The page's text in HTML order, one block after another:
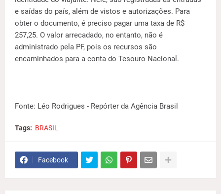
e saídas do país, além de vistos e autorizações. Para
obter o documento, é preciso pagar uma taxa de R$
257,25. O valor arrecadado, no entanto, não é
administrado pela PF, pois os recursos são
encaminhados para a conta do Tesouro Nacional.
Fonte: Léo Rodrigues - Repórter da Agência Brasil
Tags: BRASIL
Facebook